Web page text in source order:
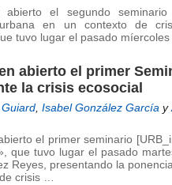
abierto el segundo
urbana en un contexto de
tuvo lugar el pasado
abierto el primer
la crisis ecosocial
, Isabel González García y
el primer seminario
que tuvo lugar el pasado
Reyes, presentando la
crisis …